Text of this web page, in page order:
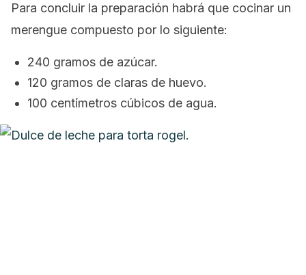
Para concluir la preparación habrá que cocinar un
merengue compuesto por lo siguiente:
240 gramos de azúcar.
120 gramos de claras de huevo.
100 centímetros cúbicos de agua.